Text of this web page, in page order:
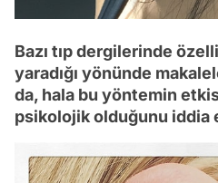
Bazı tıp dergilerinde
yaradığı yönünde
da, hala bu yöntemin
psikolojik olduğunu iddia